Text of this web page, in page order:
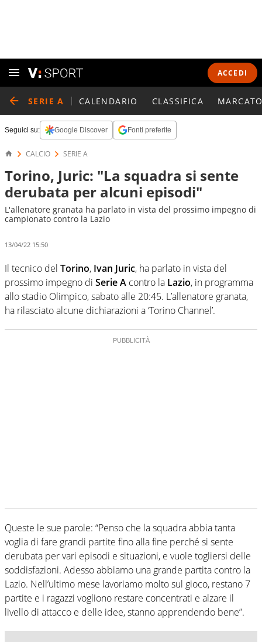
ACCEDI
SERIE A CALENDARIO CLASSIFICA
Seguici su: Google Discover Fonti preferite
CALCIO SERIE A
Torino, Juric: "La squadra si sente
derubata per alcuni episodi"
L'allenatore granata ha parlato in vista del prossimo impegno di
campionato contro la Lazio
13/04/22 15:50
Il tecnico del Torino, Ivan Juric, ha parlato in vista del
prossimo impegno di Serie A contro la Lazio, in programma
allo stadio Olimpico, sabato alle 20:45. L’allenatore granata,
ha rilasciato alcune dichiarazioni a ‘Torino Channel’.
Queste le sue parole: “Penso che la squadra abbia tanta
voglia di fare grandi partite fino alla fine perché si sente
derubata per vari episodi e situazioni, e vuole togliersi delle
soddisfazioni. Adesso abbiamo una grande partita contro la
Lazio. Nell’ultimo mese lavoriamo molto sul gioco, restano 7
partite e i ragazzi vogliono restare concentrati e alzare il
livello di attacco e delle idee, stanno apprendendo bene”.